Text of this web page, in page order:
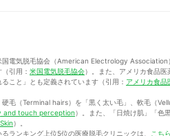
国電気脱毛協会（American Electrology Association
引用： 米国電気脱毛協会）。また、アメリカ食品
こと」とも定義されています（引用： アメリカ食品
毛（Terminal hairs）を「黒く太い毛」、軟毛（
and touch perception）。また、「日焼け肌」「色
）。
ランキング上位5位の医療脱毛クリニックは、
こちら